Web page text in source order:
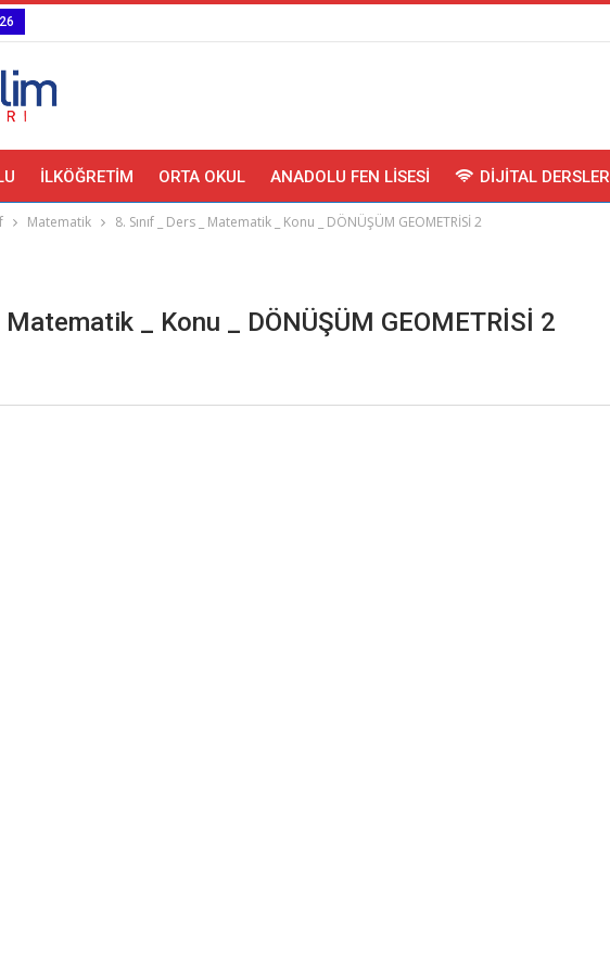
İLKÖĞRETIM ORTA OKUL ANADOLU FEN LISESI DIJITAL DERSLER
Matematik 8. Sınıf _ Ders _ Matematik _ Konu _ DÖNÜŞÜM GEOMETRİSİ 2
Matematik _ Konu _ DÖNÜŞÜM GEOMETRİSİ 2